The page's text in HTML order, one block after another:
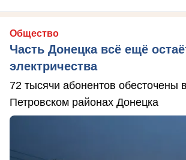
Общество
Часть Донецка всё ещё
электричества
72 тысячи абонентов обесточены
Петровском районах Донецка